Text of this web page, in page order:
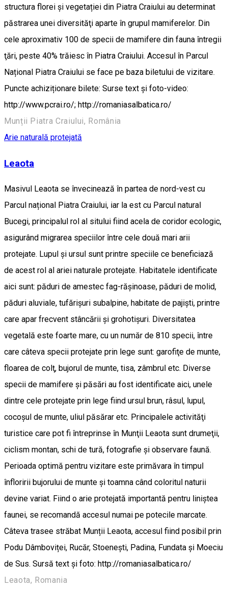
structura florei şi vegetației din Piatra Craiului au determinat
păstrarea unei diversităţi aparte în grupul mamiferelor. Din
cele aproximativ 100 de specii de mamifere din fauna întregii
ţări, peste 40% trăiesc în Piatra Craiului. Accesul în Parcul
Național Piatra Craiului se face pe baza biletului de vizitare.
Puncte achiziționare bilete: Surse text și foto-video:
http://www.pcrai.ro/; http://romaniasalbatica.ro/
Munții Piatra Craiului, România
Arie naturală protejată
Leaota
Masivul Leaota se învecinează în partea de nord-vest cu
Parcul național Piatra Craiului, iar la est cu Parcul natural
Bucegi, principalul rol al sitului fiind acela de coridor ecologic,
asigurând migrarea speciilor între cele două mari arii
protejate. Lupul și ursul sunt printre speciile ce beneficiază
de acest rol al ariei naturale protejate. Habitatele identificate
aici sunt: păduri de amestec fag-răşinoase, păduri de molid,
păduri aluviale, tufărişuri subalpine, habitate de pajişti, printre
care apar frecvent stâncării şi grohotişuri. Diversitatea
vegetală este foarte mare, cu un număr de 810 specii, între
care câteva specii protejate prin lege sunt: garofiţe de munte,
floarea de colţ, bujorul de munte, tisa, zâmbrul etc. Diverse
specii de mamifere şi păsări au fost identificate aici, unele
dintre cele protejate prin lege fiind ursul brun, râsul, lupul,
cocoşul de munte, uliul păsărar etc. Principalele activităţi
turistice care pot fi întreprinse în Munţii Leaota sunt drumeţii,
ciclism montan, schi de tură, fotografie şi observare faună.
Perioada optimă pentru vizitare este primăvara în timpul
înfloririi bujorului de munte și toamna când coloritul naturii
devine variat. Fiind o arie protejată importantă pentru liniștea
faunei, se recomandă accesul numai pe potecile marcate.
Câteva trasee străbat Munții Leaota, accesul fiind posibil prin
Podu Dâmboviței, Rucăr, Stoenești, Padina, Fundata și Moeciu
de Sus. Sursă text și foto: http://romaniasalbatica.ro/
Leaota, Romania